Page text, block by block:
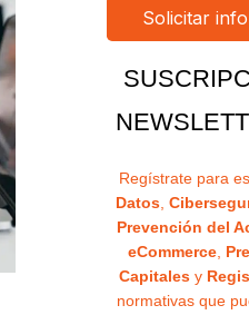
Regístrate para
Datos,
Prevención del
eCommerce,
Capitalesy
normativas que